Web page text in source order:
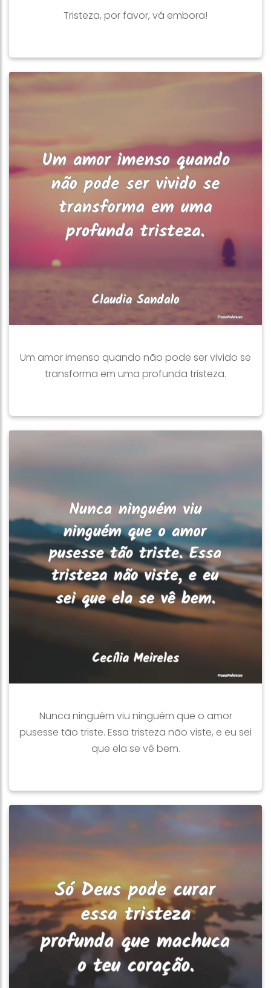
Tristeza, por favor, vá embora!
Um amor imenso quando não pode ser vivido se
transforma em uma profunda tristeza.
Nunca ninguém viu ninguém que o amor
pusesse tão triste. Essa tristeza não viste, e eu sei
que ela se vê bem.